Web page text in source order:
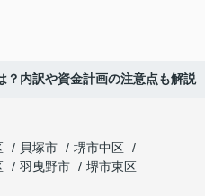
？内訳や資金計画の注意点も解説
貝塚市
堺市中区
羽曳野市
堺市東区